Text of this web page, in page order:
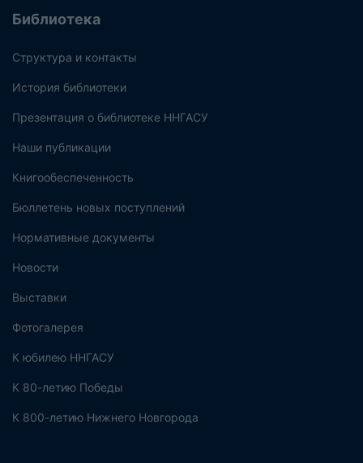
Библиотека
Структура и контакты
История библиотеки
Презентация о библиотеке ННГАСУ
Наши публикации
Книгообеспеченность
Бюллетень новых поступлений
Нормативные документы
Новости
Выставки
Фотогалерея
К юбилею ННГАСУ
К 80-летию Победы
К 800-летию Нижнего Новгорода